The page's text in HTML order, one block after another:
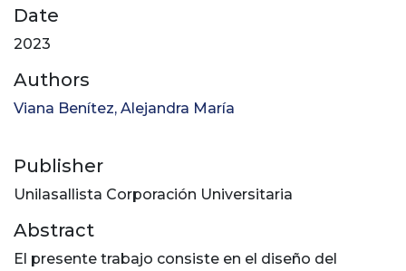
Date
2023
Authors
Viana Benítez, Alejandra María
Publisher
Unilasallista Corporación Universitaria
Abstract
El presente trabajo consiste en el diseño del